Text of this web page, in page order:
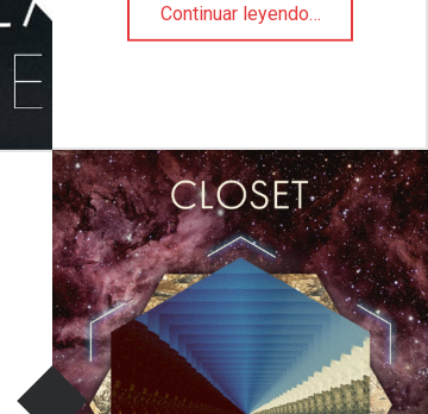
Continuar leyendo…